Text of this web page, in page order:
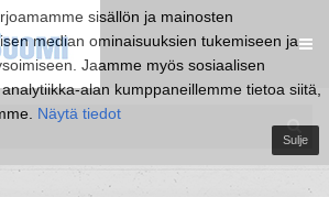
sisällön ja mainosten
median ominaisuuksien tukemiseen ja
Jaamme myös sosiaalisen
alan kumppaneillemme tietoa siitä,
Näytä tiedot
Sulje